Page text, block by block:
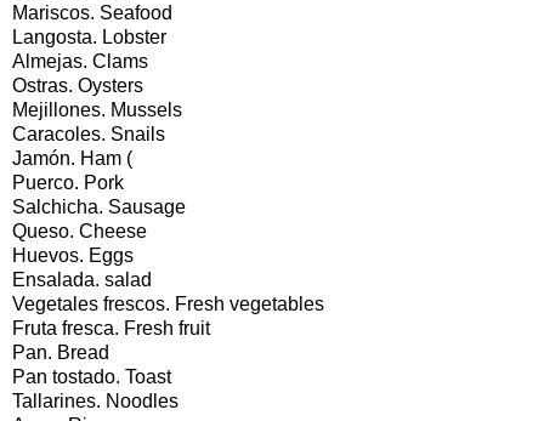
Mariscos. Seafood
Langosta. Lobster
Almejas. Clams
Ostras. Oysters
Mejillones. Mussels
Caracoles. Snails
Jamón. Ham (
Puerco. Pork
Salchicha. Sausage
Queso. Cheese
Huevos. Eggs
Ensalada. salad
Vegetales frescos. Fresh vegetables
Fruta fresca. Fresh fruit
Pan. Bread
Pan tostado. Toast
Tallarines. Noodles